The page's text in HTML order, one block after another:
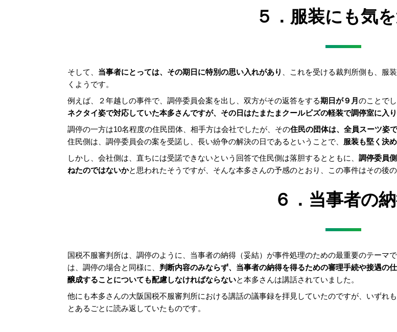
５．服装にも気
そして、 当事者にとっては、その期日に特別の思い入れがあり
、これを受ける裁判所側も、服
くようです。
例えば、２年越しの事件で、調停委員会案を出し、双方がその返答をする期日が９月 のことでし
ネクタイ姿で対応していた本多さんですが、その日はたまたまクールビズの軽装で調停室に入り
調停の一方は10名程度の住民団体、相手方は会社でしたが、その住民の団体は、全員スーツ姿
住民側は、調停委員会の案を受諾し、長い紛争の解決の日であるということで、 服装も堅く決
しかし、会社側は、直ちには受諾できないという回答で住民側は落胆するとともに、 調停委員
ねたのではないかと思われたそうですが、そんな本多さんの予感のとおり、この事件はその後
６．当事者の
国税不服審判所は、調停のように、当事者の納得（妥結）が事件処理のための最重要のテーマ
は、調停の場合と同様に、 判断内容のみならず、当事者の納得を得るための審理手続や接遇の
醸成することについても配慮しなければならないと本多さんは講話されていました。
他にも本多さんの大阪国税不服審判所における講話の議事録を拝見していたのですが、いずれ
とあるごとに読み返していたものです。